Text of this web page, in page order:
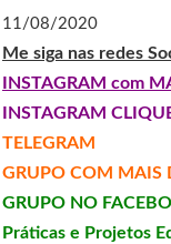
11/08/2020
Me siga nas redes
INSTAGRAM com
INSTAGRAM
TELEGRAM
GRUPO COM MAIS
GRUPO NO
Práticas e Projetos